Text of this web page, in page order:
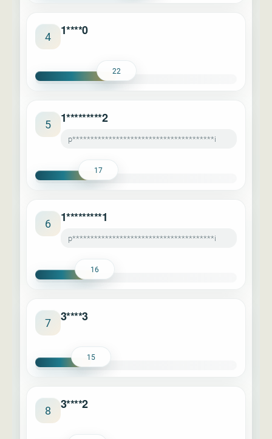
4 1****0
22
5 1*********2
p***************************************i
17
6 1*********1
p***************************************i
16
7 3****3
15
8 3****2